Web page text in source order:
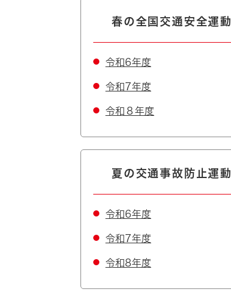
春の全国交通安全運動
令和6年度
令和7年度
令和８年度
夏の交通事故防止運動
令和6年度
令和7年度
令和8年度